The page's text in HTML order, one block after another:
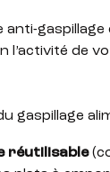
anti-
l’activité de
gaspillage
réutilisable